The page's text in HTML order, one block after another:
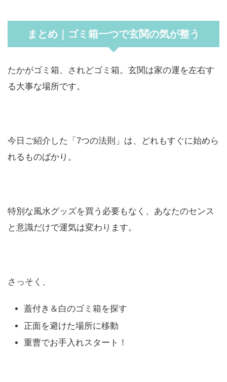
まとめ｜ゴミ箱一つで玄関の気が整う
たかがゴミ箱、されどゴミ箱。玄関は家の運を左右す
る大事な場所です。
今日ご紹介した「7つの法則」は、どれもすぐに始めら
れるものばかり。
特別な風水グッズを買う必要もなく、あなたのセンス
と意識だけで運気は変わります。
さっそく、
蓋付き＆白のゴミ箱を探す
正面を避けた場所に移動
重曹でお手入れスタート！